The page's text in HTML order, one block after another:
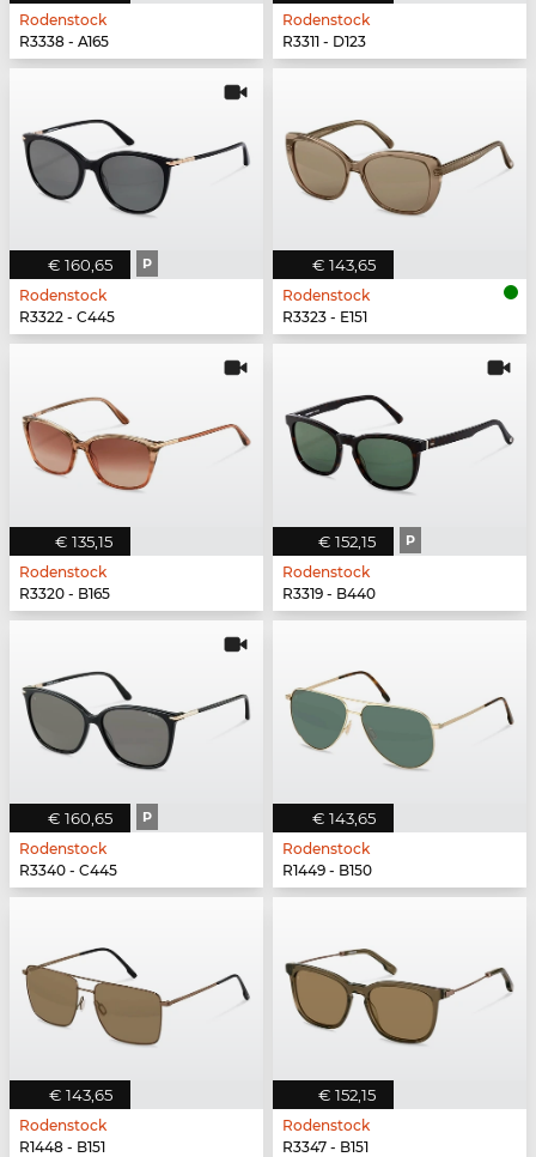
Rodenstock
R3338 - A165
Rodenstock
R3311 - D123
€ 160,65 P
Rodenstock
R3322 - C445
€ 143,65
Rodenstock
R3323 - E151
€ 135,15
Rodenstock
R3320 - B165
€ 152,15 P
Rodenstock
R3319 - B440
€ 160,65 P
Rodenstock
R3340 - C445
€ 143,65
Rodenstock
R1449 - B150
€ 143,65
Rodenstock
R1448 - B151
€ 152,15
Rodenstock
R3347 - B151